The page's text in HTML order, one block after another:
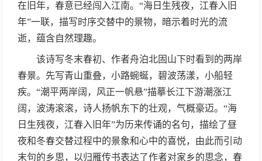
在旧年，春意已经闯入江南。“海日生残夜，江春入旧
年”一联，描写时序交替中的景物，暗示着时光的流
逝，蕴含自然理趣。
该诗写冬末春初、作者舟泊北固山下时看到的两岸
春景。先写青山重叠，小路蜿蜒，碧波荡漾，小船轻
疾。“潮平两岸阔，风正一帆悬”描摹长江下游潮涨江
阔，波涛滚滚，诗人扬帆东下的壮观，气概豪迈。“海
日生残夜，江春入旧年”为历来传诵的名句，描绘了昼
夜和冬春交替过程中的景象和心中的喜悦，由此而引动
末句的乡思，以归雁传书表达了作者对家乡的思念，春